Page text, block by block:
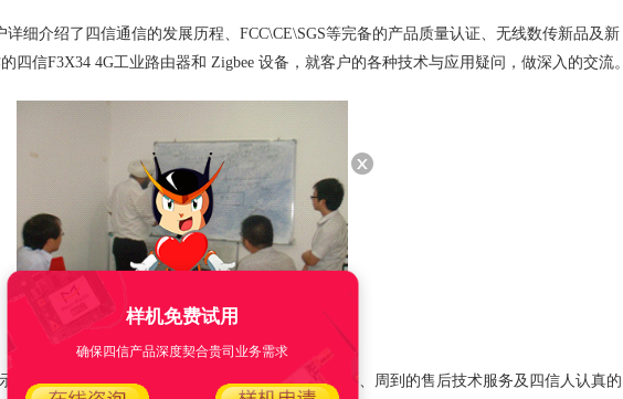
介绍了四信通信的发展历程、FCC\CE\SGS等完备的产品质量认证、无线数传新品及新
四信F3X34 4G工业路由器和 Zigbee 设备，就客户的各种技术与应用疑问，做深入的交流。
讲解,客户对四信齐全的产品线、优异的产品质量、周到的售后技术服务及四信人认真的
样机免费试用
确保四信产品深度契合贵司业务需求